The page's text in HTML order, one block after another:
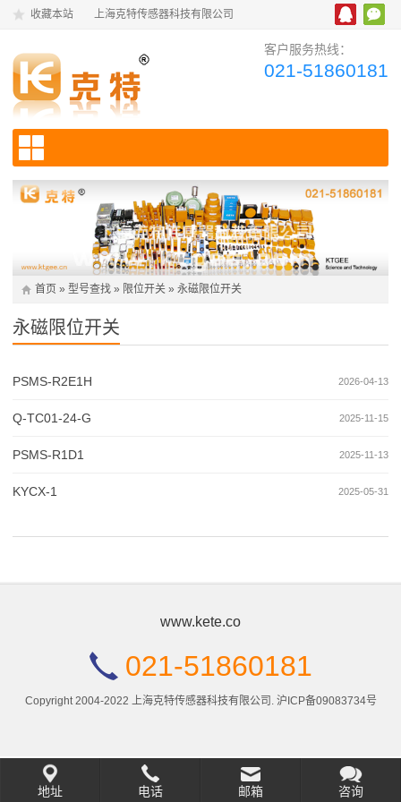
收藏本站 上海克特传感器科技有限公司
客户服务热线：
021-51860181
首页 » 型号查找 » 限位开关 » 永磁限位开关
永磁限位开关
2026-04-13
PSMS-R2E1H
2025-11-15
Q-TC01-24-G
2025-11-13
PSMS-R1D1
2025-05-31
KYCX-1
www.kete.co
021-51860181
Copyright 2004-2022 上海克特传感器科技有限公司. 沪ICP备09083734号
地址 电话 邮箱 咨询